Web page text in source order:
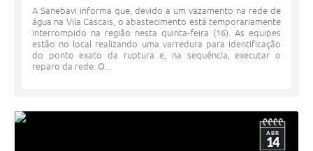
A Sanebavi informa que, devido a um vazamento na rede de
água na Vila Cascais, o abastecimento está temporariamente
interrompido na região nesta quinta-feira (16). As equipes
estão no local realizando uma varredura para identificação
do ponto exato da ruptura e, na sequência, executar o
reparo da rede. O...
ABR
14